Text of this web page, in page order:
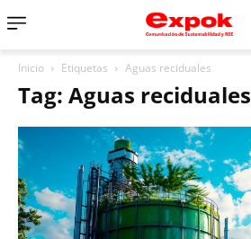
Inicio Etiquetas Aguas reciduales
Tag: Aguas reciduales